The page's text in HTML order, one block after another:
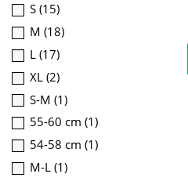
S (15)
M (18)
L (17)
XL (2)
S-M (1)
55-60 cm (1)
54-58 cm (1)
M-L (1)